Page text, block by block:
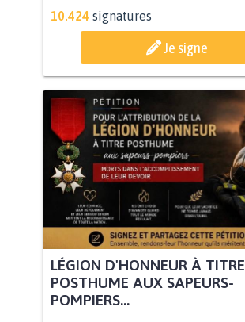
10.424 signatures
Je signe
LÉGION D'HONNEUR À TITRE
POSTHUME AUX SAPEURS-
POMPIERS...